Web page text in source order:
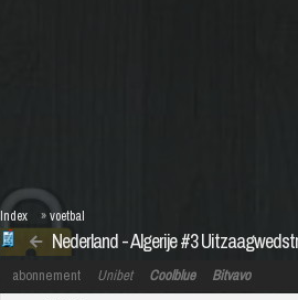
Nederland - Algerije #3
Index »voetbal
abonnement Unibet Coolblue Bitvavo